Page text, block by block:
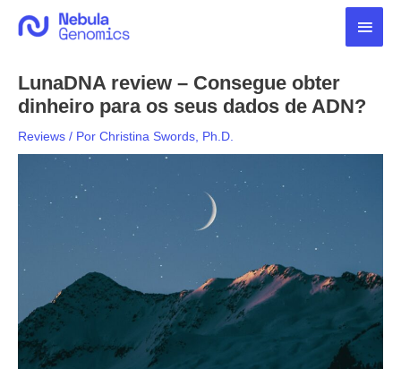
para
LunaDNA review – Consegue obter
dinheiro para os seus dados de ADN?
Reviews / Por Christina Swords, Ph.D.